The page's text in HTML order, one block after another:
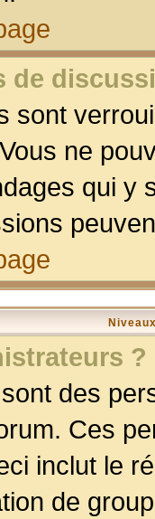
de
sont
ne
qui y
?
des
Ces
inclut le
de